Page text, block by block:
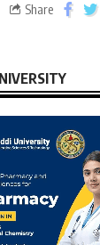
Share